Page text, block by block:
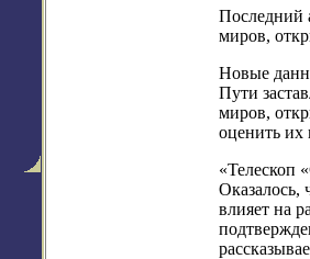
Последний
миров,
Новые
Пути
миров,
оценить их
«Телескоп
Оказалось,
влияет на